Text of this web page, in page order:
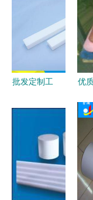
批发定制工
动车滑块与
耐高温支撑
滑块——镇
江PTFE塑
优
棒
安